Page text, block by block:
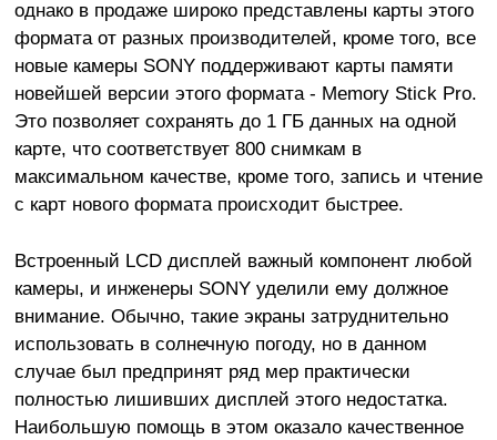
однако в продаже широко представлены карты этого
формата от разных производителей, кроме того, все
новые камеры SONY поддерживают карты памяти
новейшей версии этого формата - Memory Stick Pro.
Это позволяет сохранять до 1 ГБ данных на одной
карте, что соответствует 800 снимкам в
максимальном качестве, кроме того, запись и чтение
с карт нового формата происходит быстрее.
Встроенный LCD дисплей важный компонент любой
камеры, и инженеры SONY уделили ему должное
внимание. Обычно, такие экраны затруднительно
использовать в солнечную погоду, но в данном
случае был предпринят ряд мер практически
полностью лишивших дисплей этого недостатка.
Наибольшую помощь в этом оказало качественное